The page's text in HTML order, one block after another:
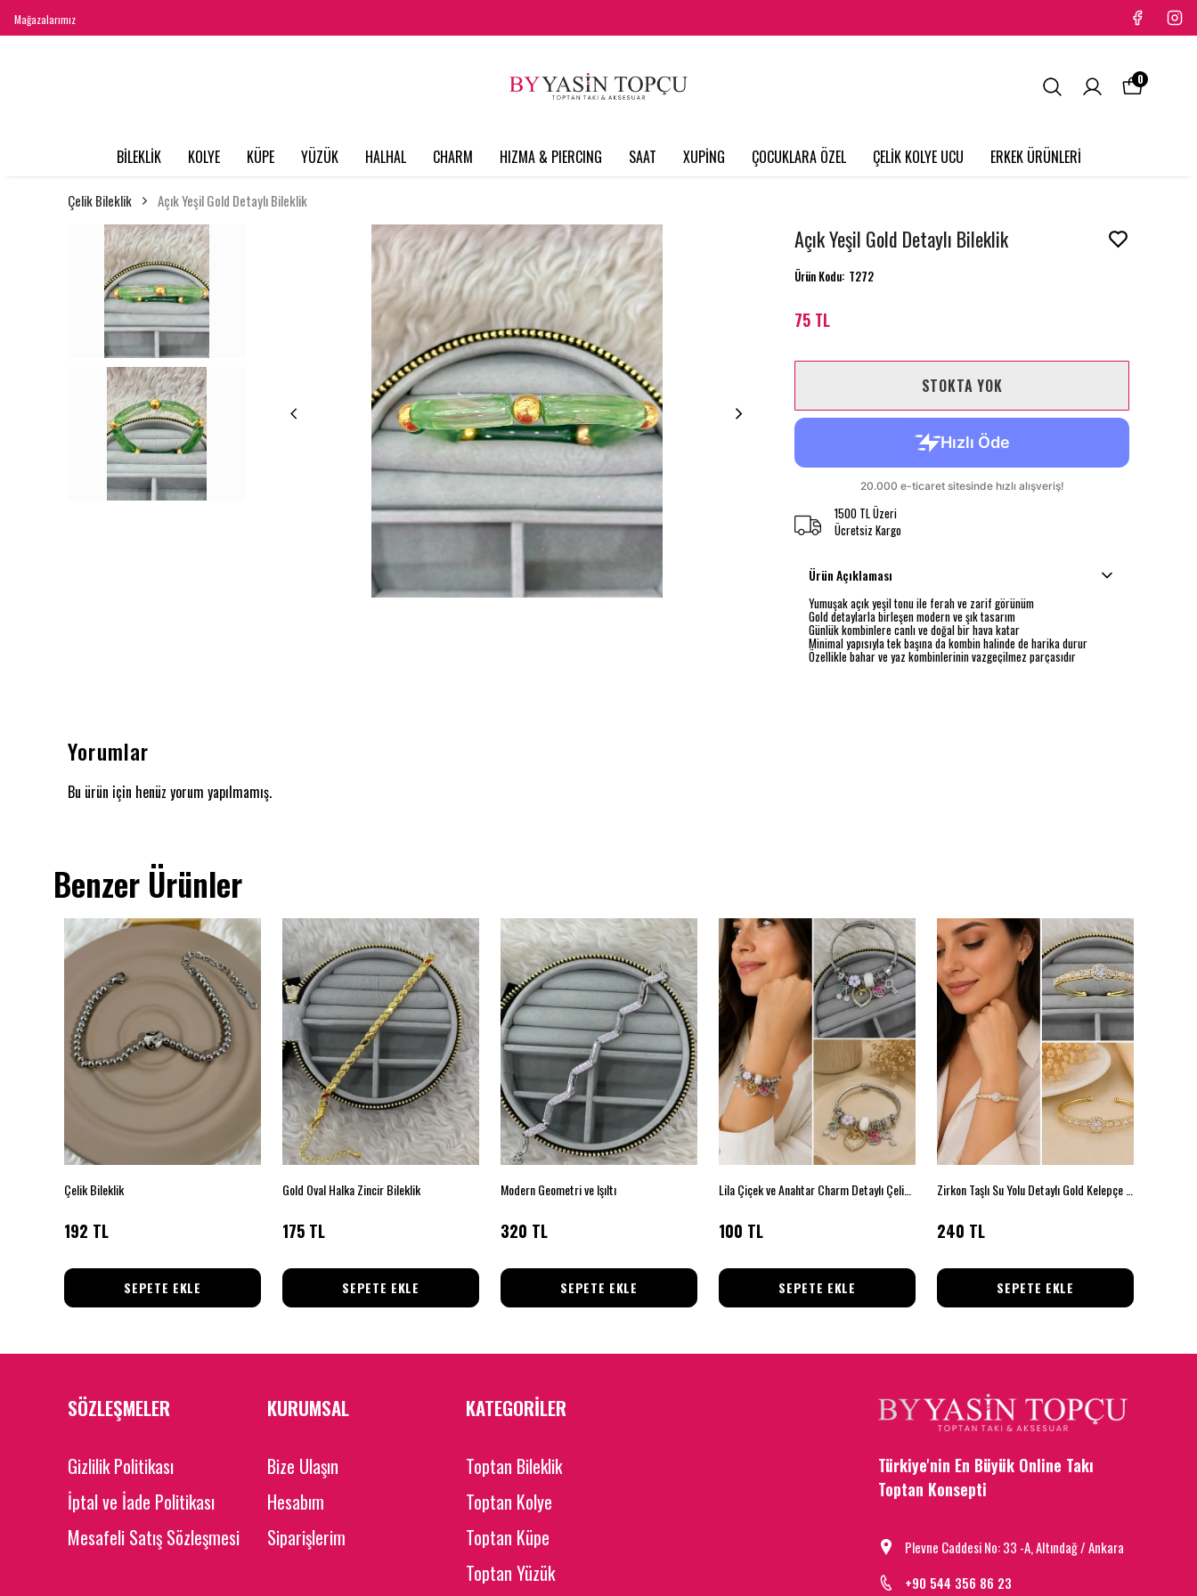
Mağazalarımız
BİLEKLİK KOLYE KÜPE YÜZÜK HALHAL CHARM HIZMA & PIERCING SAAT XUPİNG ÇOCUKLARA ÖZEL ÇELİK KOLYE UCU ERKEK ÜRÜNLERİ
0
Çelik Bileklik Açık Yeşil Gold Detaylı Bileklik
Açık Yeşil Gold Detaylı Bileklik
Ürün Kodu: T272
75 TL
STOKTA YOK
1500 TL Üzeri
Ücretsiz Kargo
Ürün Açıklaması
Yumuşak açık yeşil tonu ile ferah ve zarif görünüm
Gold detaylarla birleşen modern ve şık tasarım
Günlük kombinlere canlı ve doğal bir hava katar
Minimal yapısıyla tek başına da kombin halinde de harika durur
Özellikle bahar ve yaz kombinlerinin vazgeçilmez parçasıdır
Yorumlar
Bu ürün için henüz yorum yapılmamış.
Benzer Ürünler
Çelik Bileklik
192 TL
SEPETE EKLE
Gold Oval Halka Zincir Bileklik
175 TL
SEPETE EKLE
Modern Geometri ve Işıltı
320 TL
SEPETE EKLE
100 TL
SEPETE EKLE
240 TL
SEPETE EKLE
SÖZLEŞMELER
Gizlilik Politikası
İptal ve İade Politikası
Mesafeli Satış Sözleşmesi
KURUMSAL
Bize Ulaşın
Hesabım
Siparişlerim
KATEGORİLER
Toptan Bileklik
Toptan Kolye
Toptan Küpe
Toptan Yüzük
Türkiye'nin En Büyük Online Takı
Toptan Konsepti
Plevne Caddesi No: 33 -A, Altındağ / Ankara
+90 544 356 86 23